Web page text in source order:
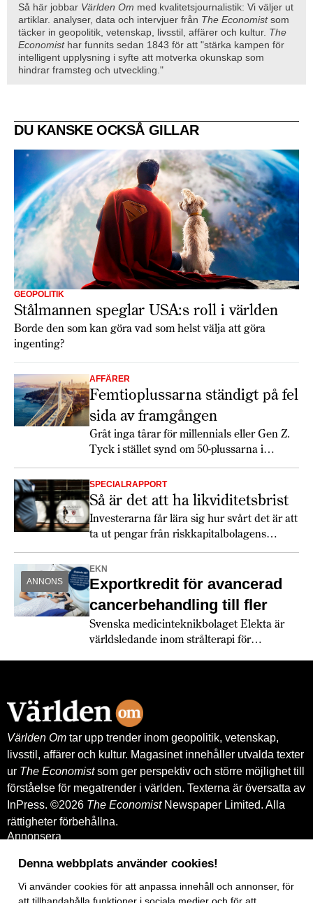
Så här jobbar Världen Om med kvalitetsjournalistik: Vi väljer ut
artiklar. analyser, data och intervjuer från The Economistsom
täcker in geopolitik, vetenskap, livsstil, affärer och kultur. The
Economisthar funnits sedan 1843 för att "stärka kampen för
intelligent upplysning i syfte att motverka okunskap som
hindrar framsteg och utveckling."
DU KANSKE OCKSÅ GILLAR
GEOPOLITIK
Stålmannen speglar USA:s roll i världen
Borde den som kan göra vad som helst välja att göra
ingenting?
AFFÄRER
Femtioplussarna ständigt på fel
sida av framgången
Gråt inga tårar för millennials eller Gen Z.
Tyck i stället synd om 50-plussarna i
SPECIALRAPPORT
Så är det att ha likviditetsbrist
Investerarna får lära sig hur svårt det är att
ta ut pengar från riskkapitalbolagens
ANNONS
EKN
Exportkredit för avancerad
cancerbehandling till fler
Svenska medicinteknikbolaget Elekta är
världsledande inom strålterapi för
Exportkreditnämnden, EKN.
Världen Om tar upp trender inom geopolitik, vetenskap,
livsstil, affärer och kultur. Magasinet innehåller utvalda texter
ur The Economistsom ger perspektiv och större möjlighet till
förståelse för megatrender i världen. Texterna är översatta av
InPress. ©2026 The EconomistNewspaper Limited. Alla
rättigheter förbehållna.
Annonsera
Kontakt
Köp tidigare nummer
www.inpress.com
Denna webbplats använder cookies!
Vi använder cookiesför att anpassa innehåll och annonser, för